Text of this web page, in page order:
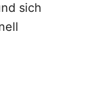
sich